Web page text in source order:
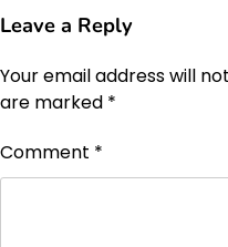
Leave a Reply
Your email address will
are marked *
Comment *